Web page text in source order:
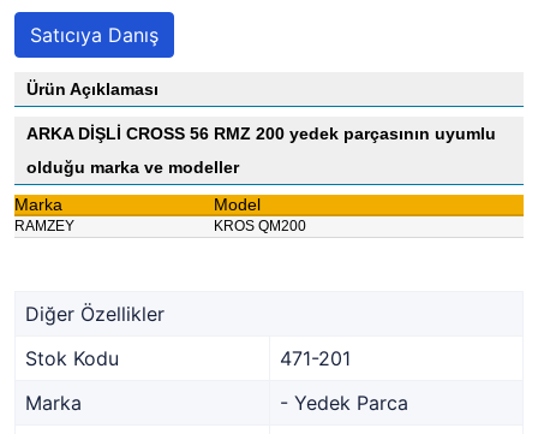
Satıcıya Danış
Ürün Açıklaması
ARKA DİŞLİ CROSS 56 RMZ 200 yedek parçasının uyumlu
olduğu marka ve modeller
Marka
Model
RAMZEY KROS QM200
Diğer Özellikler
Stok Kodu
471-201
Marka
- Yedek Parca